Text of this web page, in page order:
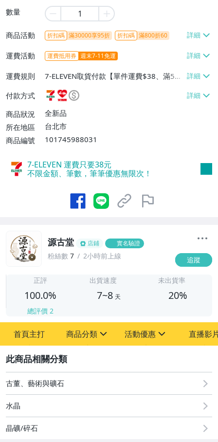
數量
商品活動 折扣碼 滿30000享95折 折扣碼 滿800折60
運費活動 運費抵用券 週末7-11免運
運費規則
7-ELEVEN取貨付款【單件運費$38、滿5件
或消費滿$1298免運費】、7-ELEVEN取貨
不付款【免運費】、萊爾富取貨付款【單件
運費$60、滿5件或消費滿$1298免運
費】、宅配/貨運【單件運費$120、滿5件
付款方式
商品狀況
全新品
所在地區
台北市
商品編號
101745988031
7-ELEVEN 運費只要38元
不限金額、筆數，筆筆優惠無限次！
源古堂 店鋪 實名驗證
粉絲數 7 2小時前上線 追蹤
正評
100.0%
總評價 2
出貨速度
7~8 天
未出貨率
20%
首頁主打 商品分類
其它
活動優惠
[全店] 周年慶
[全店] 粉絲專享
直播影
古董、藝術與礦石
水晶
晶礦/碎石